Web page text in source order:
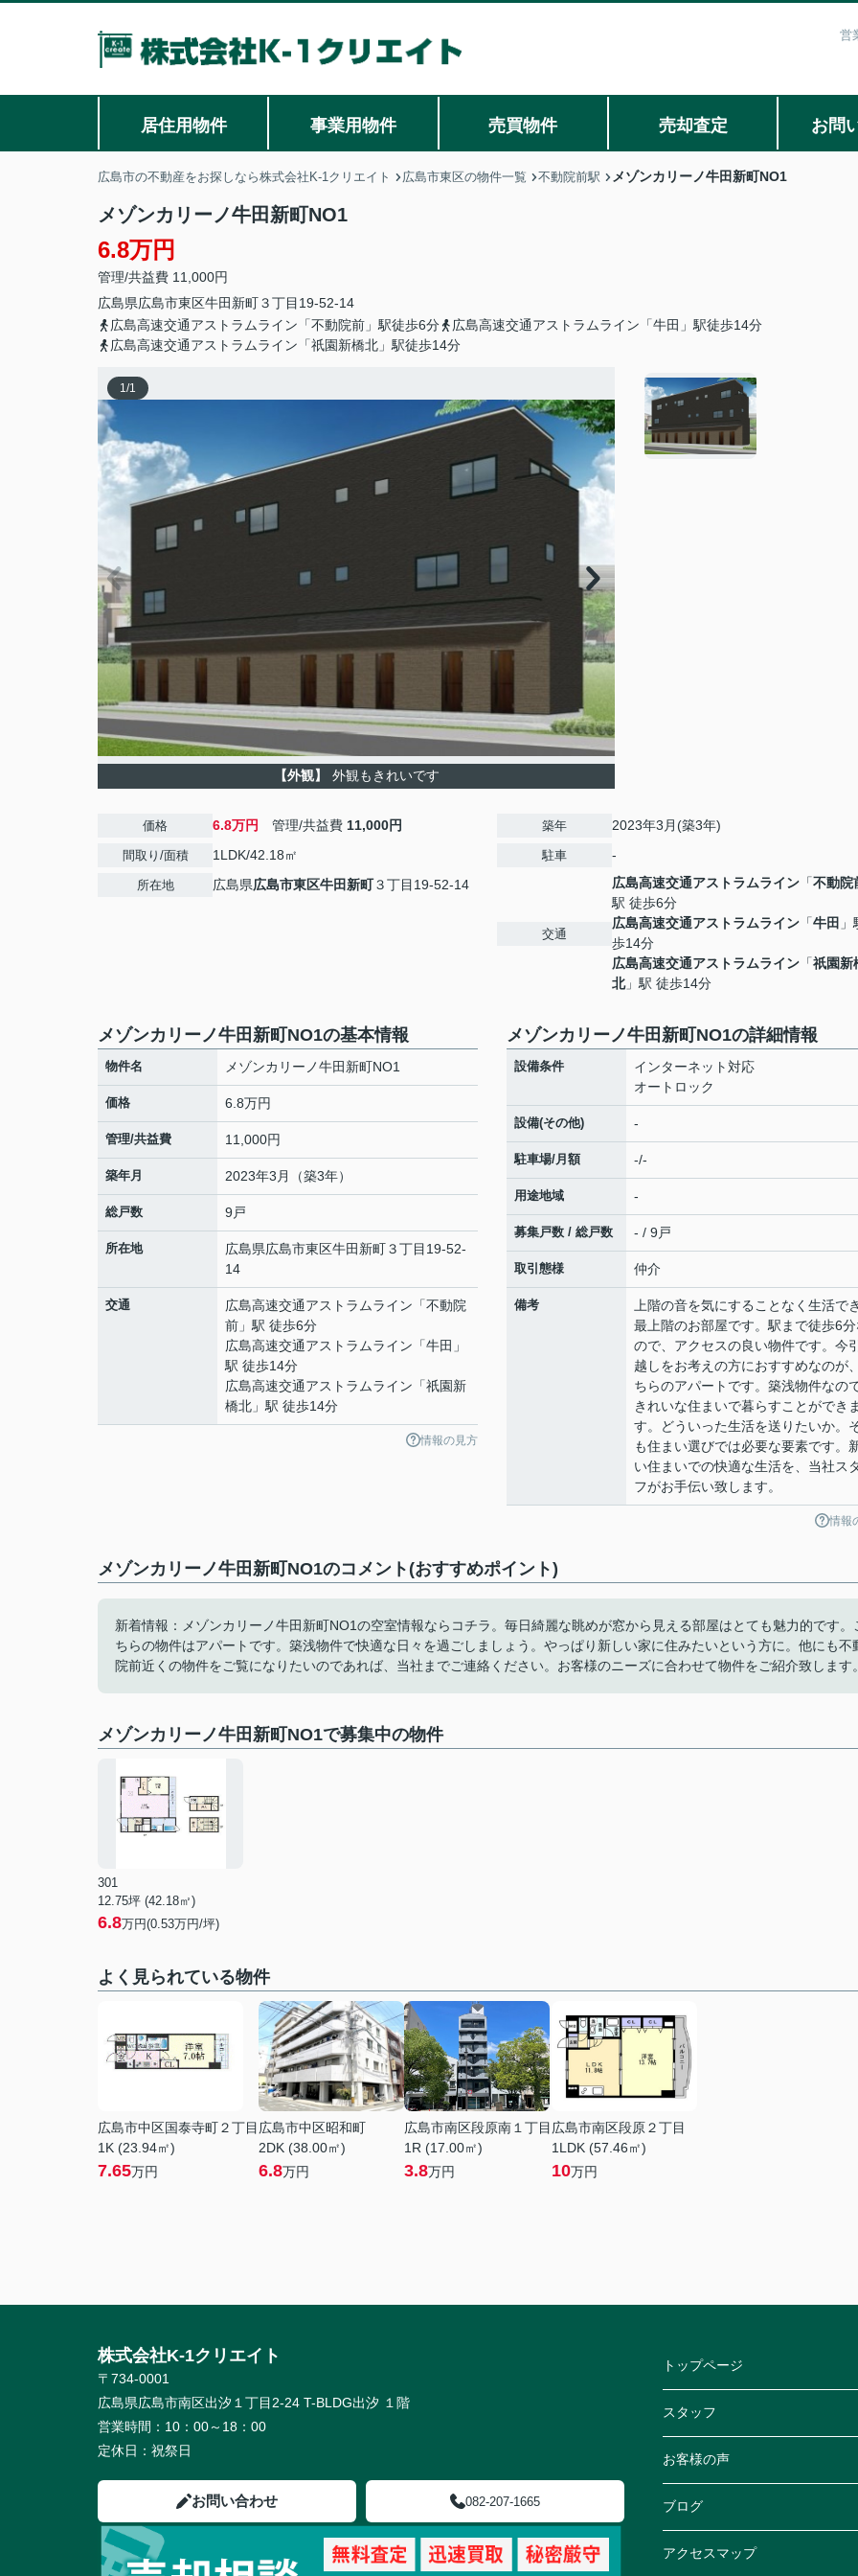
営
居住用物件 事業用物件 売買物件 売却査定 お問
広島市の不動産をお探しなら株式会社K-1クリエイト 広島市東区の物件一覧 不動院前駅 メゾンカリーノ牛田新町NO1
メゾンカリーノ牛田新町NO1
6.8万円
管理/共益費 11,000円
広島県広島市東区牛田新町３丁目19-52-14
広島高速交通アストラムライン「不動院前」駅徒歩6分
広島高速交通アストラムライン「牛田」駅徒歩14分
広島高速交通アストラムライン「祇園新橋北」駅徒歩14分
1/1
【外観】 外観もきれいです
価格 6.8万円 管理/共益費 11,000円
間取り/面積 1LDK/42.18㎡
所在地 広島県広島市東区牛田新町３丁目19-52-14
築年 2023年3月(築3年)
駐車 -
交通
広島高速交通アストラムライン 「不動院
駅 徒歩6分
広島高速交通アストラムライン 「牛田
歩14分
広島高速交通アストラムライン 「祇園新
北」駅 徒歩14分
メゾンカリーノ牛田新町NO1の基本情報
物件名 メゾンカリーノ牛田新町NO1
価格 6.8万円
管理/共益費 11,000円
築年月 2023年3月（築3年）
総戸数 9戸
所在地 広島県広島市東区牛田新町３丁目19-52-
14
交通 広島高速交通アストラムライン 「不動院
前 」駅 徒歩6分
広島高速交通アストラムライン 「牛田 」
駅 徒歩14分
広島高速交通アストラムライン 「祇園新
橋北 」駅 徒歩14分
情報の見方
メゾンカリーノ牛田新町NO1の詳細情報
設備条件
インターネット対応
オートロック
設備(その他) -
駐車場/月額 -/-
用途地域 -
募集戸数 / 総戸数 - / 9戸
取引態様 仲介
備考
上階の音を気にすることなく生活で
最上階のお部屋です。駅まで徒歩6分
ので、アクセスの良い物件です。今
越しをお考えの方におすすめなのが
ちらのアパートです。築浅物件なので
きれいな住まいで暮らすことができま
す。どういった生活を送りたいか。
も住まい選びでは必要な要素です。
い住まいでの快適な生活を、当社ス
フがお手伝い致します。
情報
メゾンカリーノ牛田新町NO1のコメント(おすすめポイント)
新着情報：メゾンカリーノ牛田新町NO1の空室情報ならコチラ。毎日綺麗な眺めが窓から見える部屋はとても魅力的です。
ちらの物件はアパートです。築浅物件で快適な日々を過ごしましょう。やっぱり新しい家に住みたいという方に。他にも不
院前近くの物件をご覧になりたいのであれば、当社までご連絡ください。お客様のニーズに合わせて物件をご紹介致します。
メゾンカリーノ牛田新町NO1で募集中の物件
301
12.75坪 (42.18㎡)
6.8万円(0.53万円/坪)
よく見られている物件
広島市中区国泰寺町２丁目
1K (23.94㎡)
7.65万円
広島市中区昭和町
2DK (38.00㎡)
6.8万円
広島市南区段原南１丁目
1R (17.00㎡)
3.8万円
広島市南区段原２丁目
1LDK (57.46㎡)
10万円
株式会社K-1クリエイト
〒734-0001
広島県広島市南区出汐１丁目2-24 T-BLDG出汐 １階
営業時間： 10：00～18：00
定休日： 祝祭日
お問い合わせ 082-207-1665
トップページ
スタッフ
お客様の声
ブログ
アクセスマップ